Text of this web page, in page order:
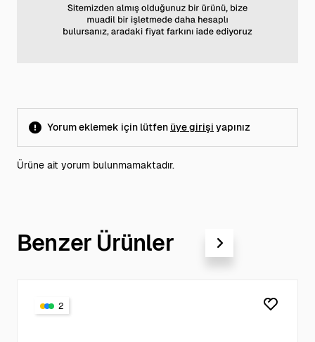
Yorum eklemek için lütfen üye girişi yapınız
Ürüne ait yorum bulunmamaktadır.
Benzer Ürünler
2